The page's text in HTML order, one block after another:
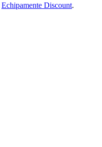
Echipamente Discount.